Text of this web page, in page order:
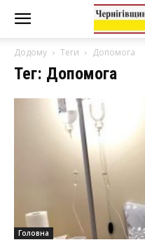
Додому Теги Допомога
Тег: Допомога
Головна